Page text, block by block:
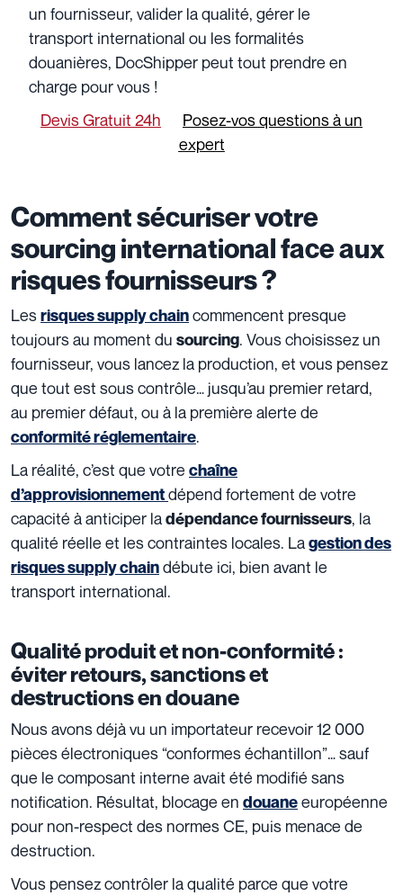
un fournisseur, valider la qualité, gérer le
transport international ou les formalités
douanières, DocShipper peut tout prendre en
charge pour vous !
Devis Gratuit 24h
Posez-vos questions à un
expert
Comment sécuriser votre
sourcing international face aux
risques fournisseurs ?
Lesrisques supply chaincommencent presque
toujours au moment du sourcing. Vous choisissez un
fournisseur, vous lancez la production, et vous pensez
que tout est sous contrôle… jusqu’au premier retard,
au premier défaut, ou à la première alerte de
conformité réglementaire.
La réalité, c’est que votre chaîne
d’approvisionnementdépend fortement de votre
capacité à anticiper ladépendance fournisseurs, la
qualité réelle et les contraintes locales. Lagestion des
risques supply chaindébute ici, bien avant le
transport international.
Qualité produit et non-conformité :
éviter retours, sanctions et
destructions en douane
Nous avons déjà vu un importateur recevoir 12 000
pièces électroniques “conformes échantillon”… sauf
que le composant interne avait été modifié sans
notification. Résultat, blocage en douaneeuropéenne
pour non-respect des normes CE, puis menace de
destruction.
Vous pensez contrôler la qualité parce que votre